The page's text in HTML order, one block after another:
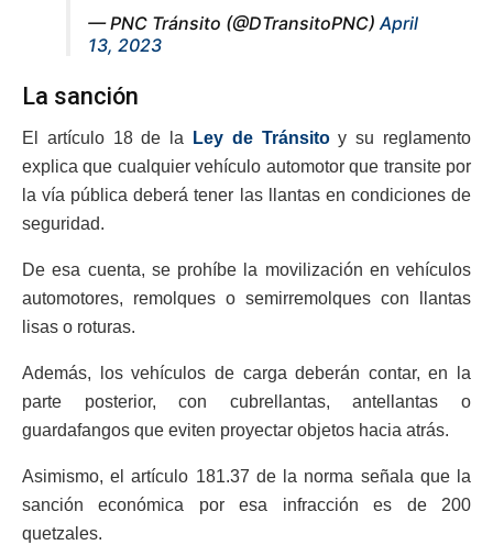
— PNC Tránsito (@DTransitoPNC) April
13, 2023
La sanción
El artículo 18 de la Ley de Tránsitoy su reglamento
explica que cualquier vehículo automotor que transite por
la vía pública deberá tener las llantas en condiciones de
seguridad.
De esa cuenta, se prohíbe la movilización en vehículos
automotores, remolques o semirremolques con llantas
lisas o roturas.
Además, los vehículos de carga deberán contar, en la
parte posterior, con cubrellantas, antellantas o
guardafangos que eviten proyectar objetos hacia atrás.
Asimismo, el artículo 181.37 de la norma señala que la
sanción económica por esa infracción es de 200
quetzales.